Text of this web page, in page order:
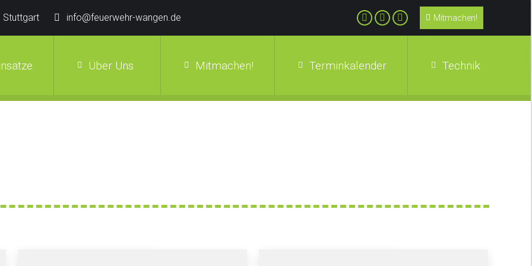
Stuttgart info@feuerwehr-wangen.de Mitmachen!
Über Uns Mitmachen! Terminkalender Technik